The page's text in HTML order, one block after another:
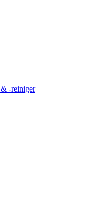
-reiniger